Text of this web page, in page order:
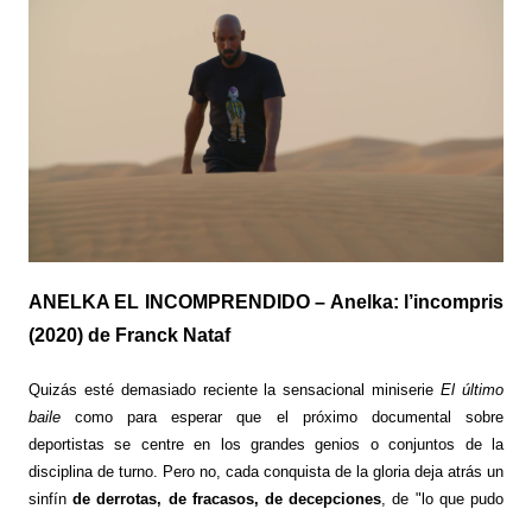
ANELKA EL INCOMPRENDIDO – Anelka: l’incompris
(2020) de Franck Nataf
Quizás esté demasiado reciente la sensacional miniserieEl último
bailecomo para esperar que el próximo documental sobre
deportistas se centre en los grandes genios o conjuntos de la
disciplina de turno. Pero no, cada conquista de la gloria deja atrás un
sinfínde derrotas, de fracasos, de decepciones, de "lo que pudo